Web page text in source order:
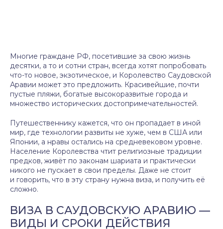
Многие граждане РФ, посетившие за свою жизнь
десятки, а то и сотни стран, всегда хотят попробовать
что-то новое, экзотическое, и Королевство Саудовской
Аравии может это предложить. Красивейшие, почти
пустые пляжи, богатые высокоразвитые города и
множество исторических достопримечательностей.
Путешественнику кажется, что он пропадает в иной
мир, где технологии развиты не хуже, чем в США или
Японии, а нравы остались на средневековом уровне.
Население Королевства чтит религиозные традиции
предков, живёт по законам шариата и практически
никого не пускает в свои пределы. Даже не стоит
и говорить, что в эту страну нужна виза, и получить её
сложно.
ВИЗА В САУДОВСКУЮ АРАВИЮ —
ВИДЫ И СРОКИ ДЕЙСТВИЯ